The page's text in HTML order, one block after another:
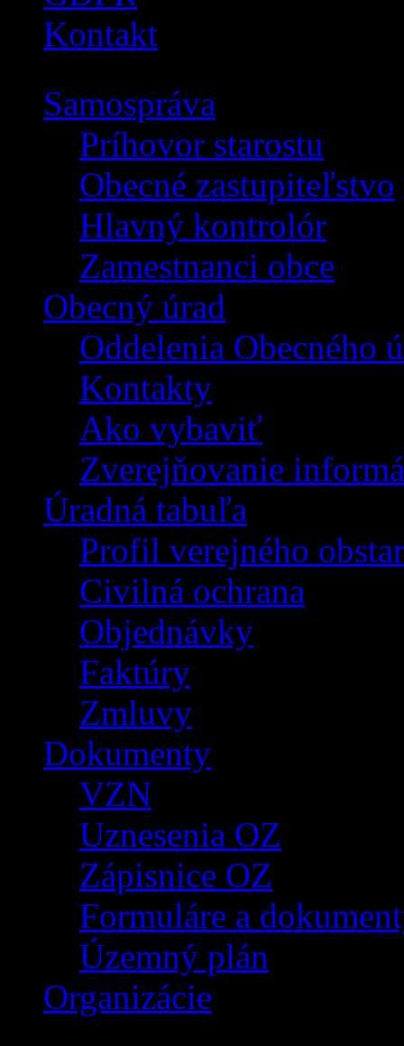
Kontakt
Samospráva
Príhovor starostu
Obecné zastupiteľstvo
Hlavný kontrolór
Zamestnanci obce
Obecný úrad
Oddelenia Obecného
Kontakty
Ako vybaviť
Zverejňovanie
Úradná tabuľa
Profil verejného
Civilná ochrana
Objednávky
Faktúry
Zmluvy
Dokumenty
VZN
Uznesenia OZ
Zápisnice OZ
Formuláre a
Územný plán
Organizácie